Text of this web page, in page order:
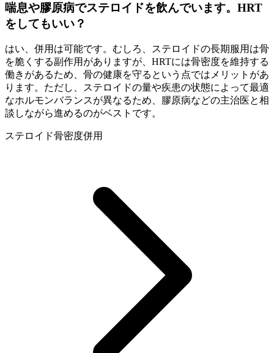
喘息や膠原病でステロイドを飲んでいます。HRT
をしてもいい？
はい、併用は可能です。むしろ、ステロイドの長期服用は骨
を脆くする副作用がありますが、HRTには骨密度を維持する
働きがあるため、骨の健康を守るという点ではメリットがあ
ります。ただし、ステロイドの量や疾患の状態によって最適
なホルモンバランスが異なるため、膠原病などの主治医と相
談しながら進めるのがベストです。
ステロイド骨密度併用